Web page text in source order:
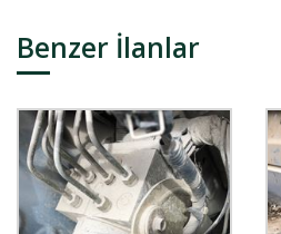
Benzer İlanlar